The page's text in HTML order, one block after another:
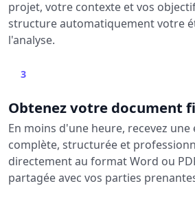
projet, votre contexte et vos
structure automatiquement votre
l'analyse.
3
Obtenez votre document
En moins d'une heure, recevez
complète, structurée et
directement au format Word ou
partagée avec vos parties